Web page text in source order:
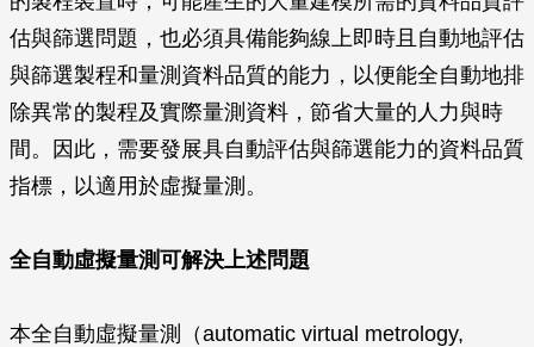
估與篩選問題，也必須具備能夠線上即時且自動地評估
與篩選製程和量測資料品質的能力，以便能全自動地排
除異常的製程及實際量測資料，節省大量的人力與時
間。因此，需要發展具自動評估與篩選能力的資料品質
指標，以適用於虛擬量測。
全自動虛擬量測可解決上述問題
本全自動虛擬量測（automatic virtual metrology,